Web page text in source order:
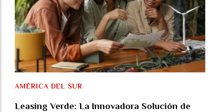
Leasing Verde: La Innovadora Solución de
AMÉRICA DEL SUR